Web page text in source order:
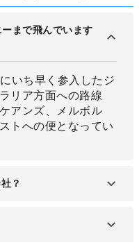
まで飛んでいます
いち早く参入したジ
リア方面への路線
アンズ、メルボル
トへの便となってい
？
る航空会社のうち、